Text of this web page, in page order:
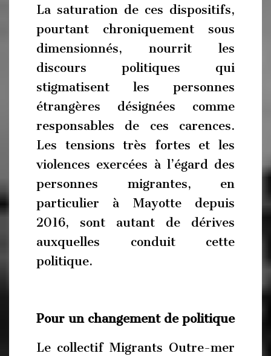
La saturation de ces dispositifs,
pourtant chroniquement sous
dimensionnés, nourrit les
discours politiques qui
stigmatisent les personnes
étrangères désignées comme
responsables de ces carences.
Les tensions très fortes et les
violences exercées à l’égard des
personnes migrantes, en
particulier à Mayotte depuis
2016, sont autant de dérives
auxquelles conduit cette
politique.
Pour un changement de politique
Le collectif Migrants Outre-mer